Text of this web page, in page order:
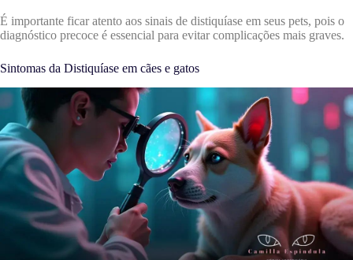
É importante ficar atento aos sinais de distiquíase em seus pets, pois o
diagnóstico precoce é essencial para evitar complicações mais graves.
Sintomas da Distiquíase em cães e gatos